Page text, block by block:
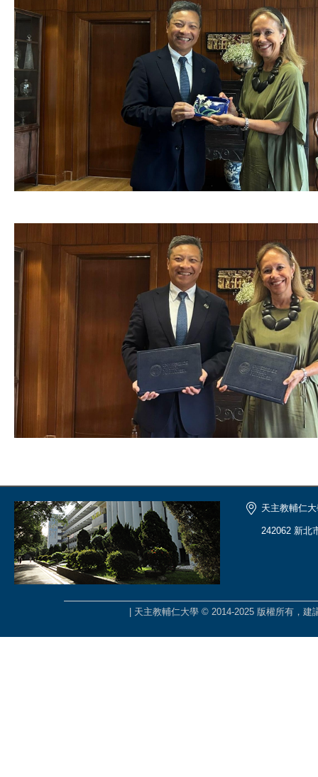
天主教輔仁
242062 新北
| 天主教輔仁大學 © 2014-2025 版權所有，